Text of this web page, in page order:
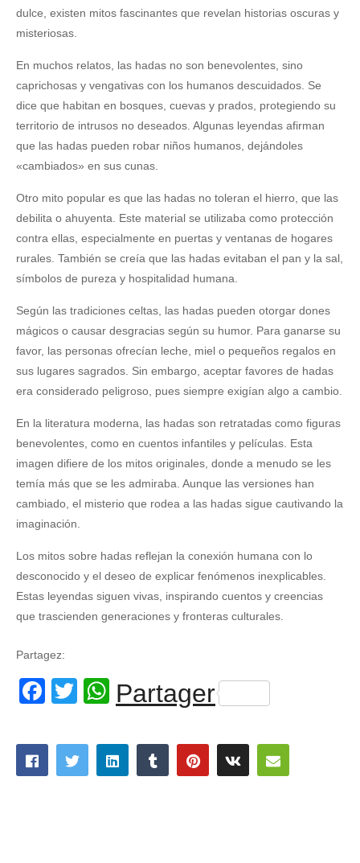
dulce, existen mitos fascinantes que revelan historias oscuras y
misteriosas.
En muchos relatos, las hadas no son benevolentes, sino
caprichosas y vengativas con los humanos descuidados. Se
dice que habitan en bosques, cuevas y prados, protegiendo su
territorio de intrusos no deseados. Algunas leyendas afirman
que las hadas pueden robar niños humanos, dejándoles
«cambiados» en sus cunas.
Otro mito popular es que las hadas no toleran el hierro, que las
debilita o ahuyenta. Este material se utilizaba como protección
contra ellas, especialmente en puertas y ventanas de hogares
rurales. También se creía que las hadas evitaban el pan y la sal,
símbolos de pureza y hospitalidad humana.
Según las tradiciones celtas, las hadas pueden otorgar dones
mágicos o causar desgracias según su humor. Para ganarse su
favor, las personas ofrecían leche, miel o pequeños regalos en
sus lugares sagrados. Sin embargo, aceptar favores de hadas
era considerado peligroso, pues siempre exigían algo a cambio.
En la literatura moderna, las hadas son retratadas como figuras
benevolentes, como en cuentos infantiles y películas. Esta
imagen difiere de los mitos originales, donde a menudo se les
temía más que se les admiraba. Aunque las versiones han
cambiado, el misterio que rodea a las hadas sigue cautivando la
imaginación.
Los mitos sobre hadas reflejan la conexión humana con lo
desconocido y el deseo de explicar fenómenos inexplicables.
Estas leyendas siguen vivas, inspirando cuentos y creencias
que trascienden generaciones y fronteras culturales.
Partagez:
Facebook
Twitter
WhatsApp
Partager